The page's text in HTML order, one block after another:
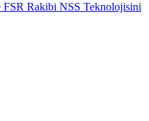
Rakibi NSS Teknolojisini